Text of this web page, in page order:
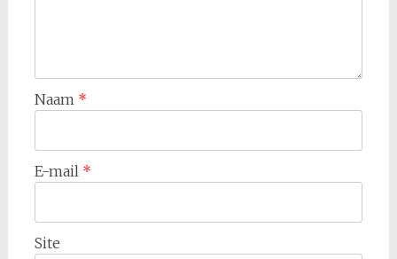
Naam *
E-mail *
Site